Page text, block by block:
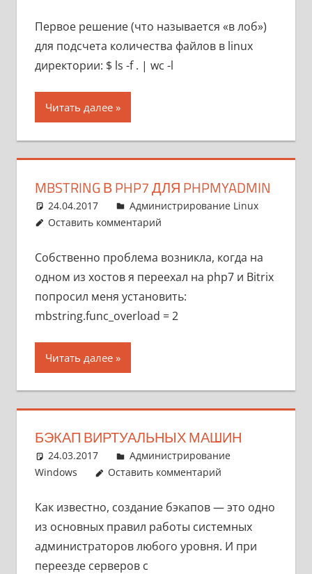
Первое решение (что называется «в лоб»)
для подсчета количества файлов в linux
директории: $ ls -f . | wc -l
Читать далее
MBSTRING В PHP7 ДЛЯ PHPMYADMIN
24.04.2017 pike777
Администрирование Linux
Оставить комментарий
Собственно проблема возникла, когда на
одном из хостов я переехал на php7 и Bitrix
попросил меня установить:
mbstring.func_overload = 2
Читать далее
БЭКАП ВИРТУАЛЬНЫХ МАШИН
24.03.2017 pike777
Администрирование
Windows
Оставить комментарий
Как известно, создание бэкапов — это одно
из основных правил работы системных
администраторов любого уровня. И при
переезде серверов с